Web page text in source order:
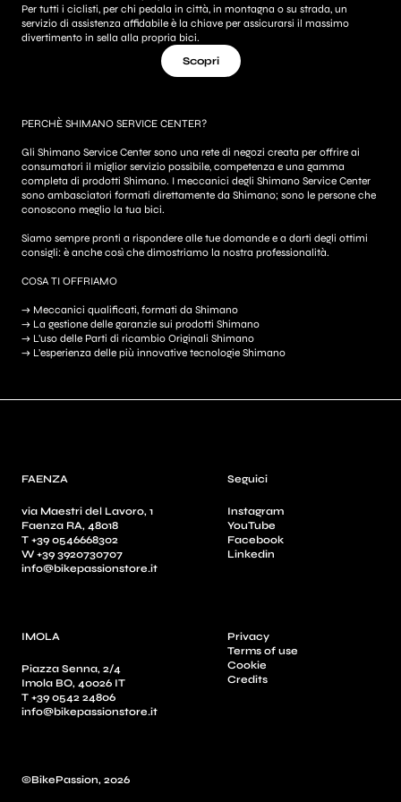
Per tutti i ciclisti, per chi pedala in città, in montagna o su strada, un
servizio di assistenza affidabile è la chiave per assicurarsi il massimo
divertimento in sella alla propria bici.
Scopri
PERCHÈ SHIMANO SERVICE CENTER?
Gli Shimano Service Center sono una rete di negozi creata per offrire ai
consumatori il miglior servizio possibile, competenza e una gamma
completa di prodotti Shimano. I meccanici degli Shimano Service Center
sono ambasciatori formati direttamente da Shimano; sono le persone che
conoscono meglio la tua bici.
Siamo sempre pronti a rispondere alle tue domande e a darti degli ottimi
consigli: è anche così che dimostriamo la nostra professionalità.
COSA TI OFFRIAMO
→ Meccanici qualificati, formati da Shimano
→ La gestione delle garanzie sui prodotti Shimano
→ L’uso delle Parti di ricambio Originali Shimano
→ L’esperienza delle più innovative tecnologie Shimano
FAENZA
via Maestri del Lavoro, 1
Faenza RA, 48018
T +39 0546668302
W +39 3920730707
info@bikepassionstore.it
IMOLA
Piazza Senna, 2/4
Imola BO, 40026 IT
T +39 0542 24806
info@bikepassionstore.it
Seguici
Instagram
YouTube
Facebook
Linkedin
Privacy
Terms of use
Cookie
Credits
©BikePassion, 2026